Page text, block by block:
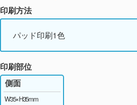
印刷方法
パッド印刷1色
印刷部位
側面
W35×H35mm